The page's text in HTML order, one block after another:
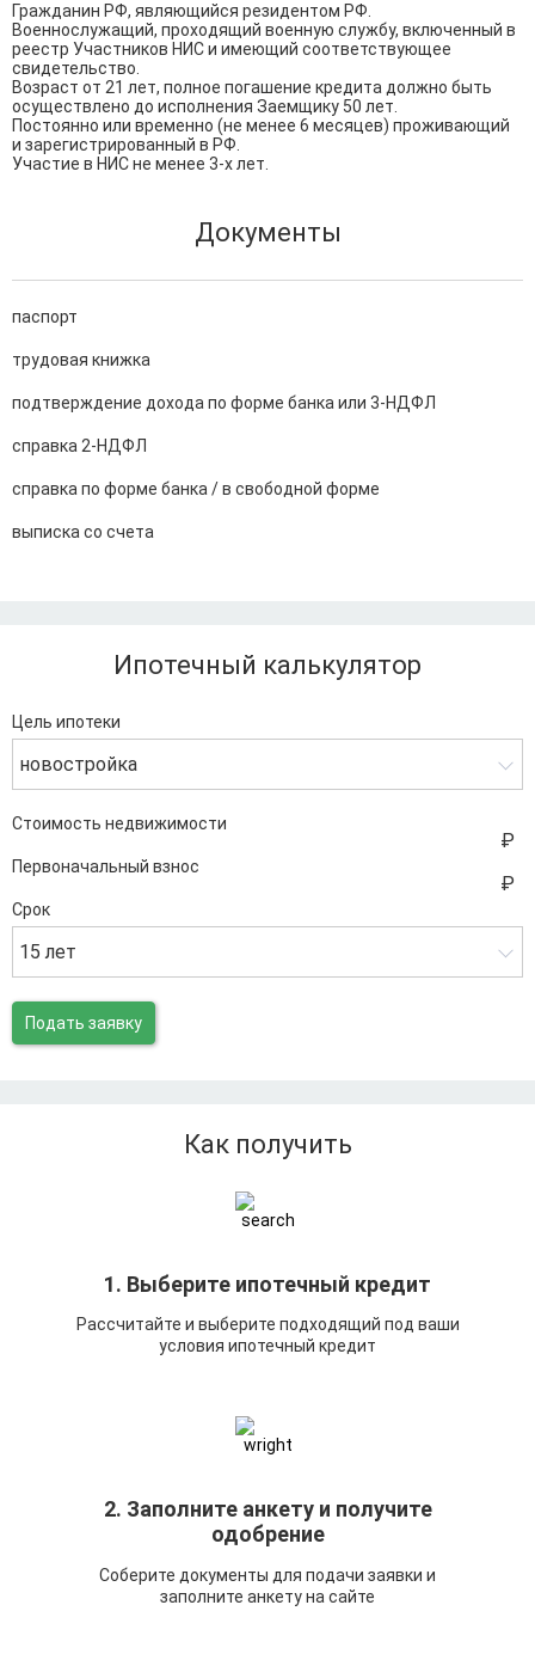
Гражданин РФ, являющийся резидентом РФ.
Военнослужащий, проходящий военную службу, включенный в
реестр Участников НИС и имеющий соответствующее
свидетельство.
Возраст от 21 лет, полное погашение кредита должно быть
осуществлено до исполнения Заемщику 50 лет.
Постоянно или временно (не менее 6 месяцев) проживающий
и зарегистрированный в РФ.
Участие в НИС не менее 3-х лет.
Документы
паспорт
трудовая книжка
подтверждение дохода по форме банка или 3-НДФЛ
справка 2-НДФЛ
справка по форме банка / в свободной форме
выписка со счета
Ипотечный калькулятор
Цель ипотеки
новостройка
Стоимость недвижимости
Первоначальный взнос
Срок
15 лет
Подать заявку
Как получить
1. Выберите ипотечный кредит
Рассчитайте и выберите подходящий под ваши
условия ипотечный кредит
2. Заполните анкету и получите
одобрение
Соберите документы для подачи заявки и
заполните анкету на сайте